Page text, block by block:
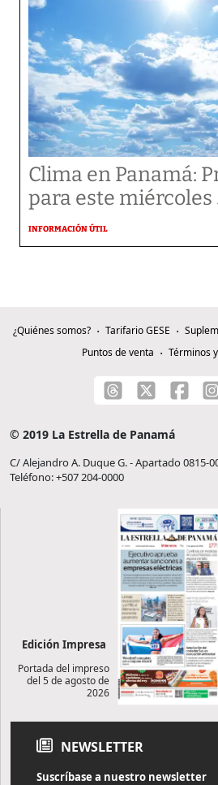
Clima en Panamá:
para este miércoles
INFORMACIÓN ÚTIL
¿Quiénes somos? Tarifario GESE
Puntos de venta
Términos
© 2019 La Estrella de Panamá
C/ Alejandro A. Duque G. - Apartado 0815-
Teléfono: +507 204-0000
Edición Impresa
Portada del impreso
del 5 de agosto de
2026
NEWSLETTER
Suscríbase a nuestro newsletter